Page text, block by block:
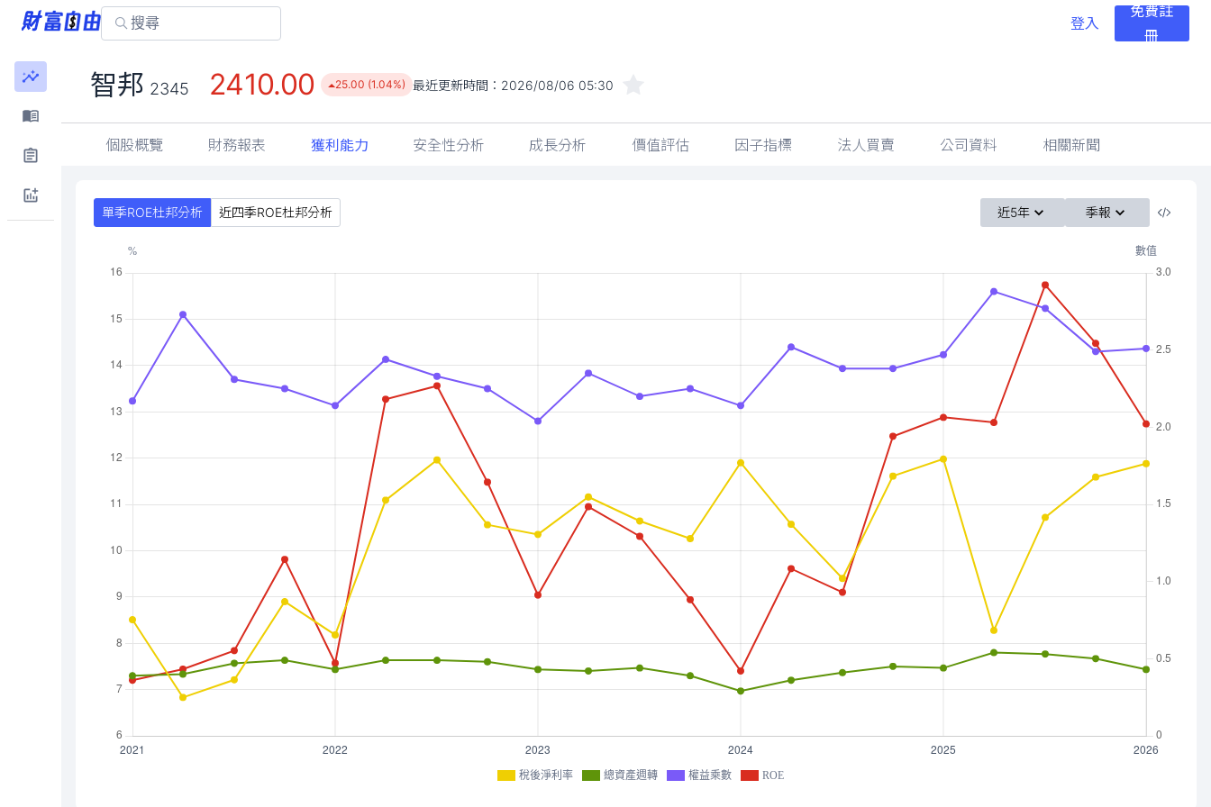
登入
免費註
冊
智邦 2345 2410.00 25.00 (1.04%) 最近更新時間： 2026/08/06 05:30
個股概覽 財務報表 獲利能力 安全性分析 成長分析 價值評估 因子指標 法人買賣 公司資料 相關新聞
單季ROE杜邦分析 近四季ROE杜邦分析 近5年 季報
稅後淨利率 總資產週轉 權益乘數 ROE